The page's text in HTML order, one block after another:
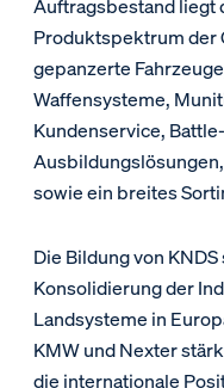
Auftragsbestand liegt
Produktspektrum der
gepanzerte
Waffensysteme,
Kundenservice,
sowie ein breites
Die Bildung von
Konsolidierung der
Landsysteme in
KMW und Nexter
die internationale